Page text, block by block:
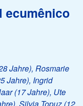
ecumênico
Jahre), Rosmarie
Jahre), Ingrid
(17 Jahre), Ute